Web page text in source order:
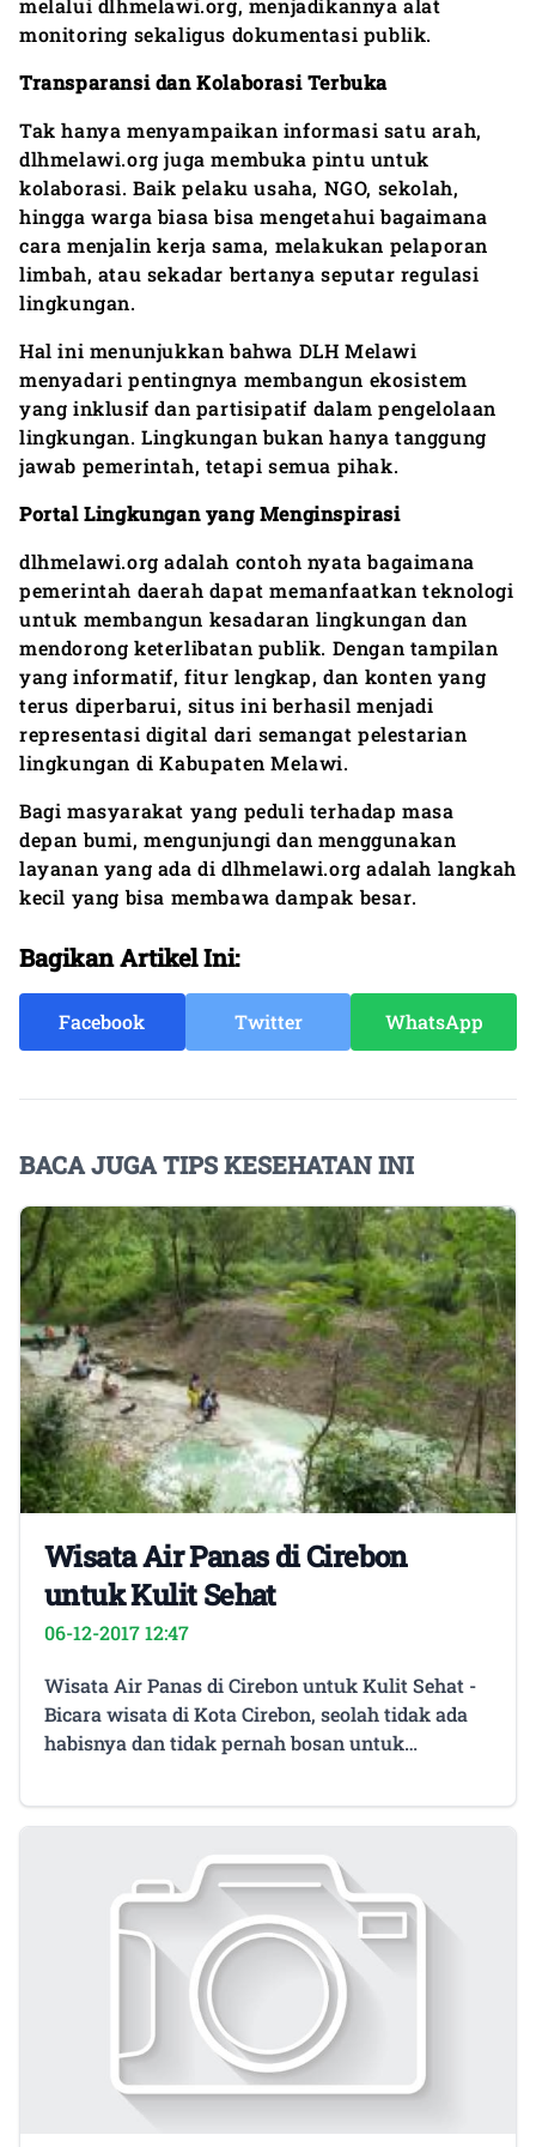
monitoring sekaligus dokumentasi publik.
Transparansi dan Kolaborasi Terbuka
Tak hanya menyampaikan informasi satu arah,
dlhmelawi.org juga membuka pintu untuk
kolaborasi. Baik pelaku usaha, NGO, sekolah,
hingga warga biasa bisa mengetahui bagaimana
cara menjalin kerja sama, melakukan pelaporan
limbah, atau sekadar bertanya seputar regulasi
lingkungan.
Hal ini menunjukkan bahwa DLH Melawi
menyadari pentingnya membangun ekosistem
yang inklusif dan partisipatif dalam pengelolaan
lingkungan. Lingkungan bukan hanya tanggung
jawab pemerintah, tetapi semua pihak.
Portal Lingkungan yang Menginspirasi
dlhmelawi.org adalah contoh nyata bagaimana
pemerintah daerah dapat memanfaatkan teknologi
untuk membangun kesadaran lingkungan dan
mendorong keterlibatan publik. Dengan tampilan
yang informatif, fitur lengkap, dan konten yang
terus diperbarui, situs ini berhasil menjadi
representasi digital dari semangat pelestarian
lingkungan di Kabupaten Melawi.
Bagi masyarakat yang peduli terhadap masa
depan bumi, mengunjungi dan menggunakan
layanan yang ada di dlhmelawi.org adalah langkah
kecil yang bisa membawa dampak besar.
Bagikan Artikel Ini:
Facebook Twitter WhatsApp
BACA JUGA TIPS KESEHATAN INI
Wisata Air Panas di Cirebon
untuk Kulit Sehat
06-12-2017 12:47
Wisata Air Panas di Cirebon untuk Kulit Sehat -
Bicara wisata di Kota Cirebon, seolah tidak ada
habisnya dan tidak pernah bosan untuk
wisata kuliner yang bisa menggoyang lidah,
wisata keraton Cirebon dan wisata alam lainnya
yang membuat daya tarik Cirebon semkin
mempesona. Salah satu wisata alam di Cirebon
yang juga sebagai tempat pengobatan alternatif
bagi mereka yang mempunyai penyakit kulit
yaitu wisata air panas alami Palimanan atau
orang Cirebon menyebutnya Wisata Banyu Panas
Palimanan ( Banyu = Air, Bahasa Cirebon).
Terletak di Kabupaten Cirebon dan tidak jauh
dari Pintu Tol Plumbon dan Arjawinangun jalur
Tol Cipali, Pengunjung yang ingin datang ke